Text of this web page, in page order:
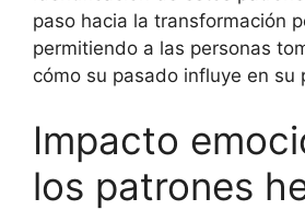
paso hacia la transformación
permitiendo a las personas
cómo su pasado influye en su
Impacto
los patrones